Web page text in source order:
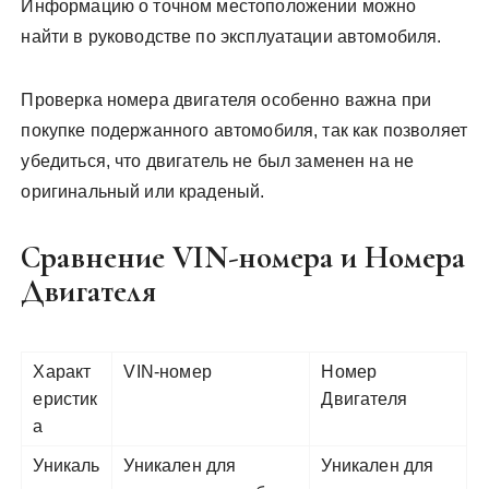
Информацию о точном местоположении можно
найти в руководстве по эксплуатации автомобиля.
Проверка номера двигателя особенно важна при
покупке подержанного автомобиля, так как позволяет
убедиться, что двигатель не был заменен на не
оригинальный или краденый.
Сравнение VIN-номера и Номера
Двигателя
Характ
еристик
а
VIN-номер
Номер
Двигателя
Уникаль
Уникален для
Уникален для